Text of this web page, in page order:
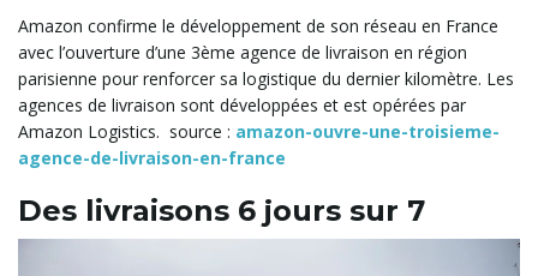
Amazon confirme le développement de son réseau en France
avec l’ouverture d’une 3ème agence de livraison en région
parisienne pour renforcer sa logistique du dernier kilomètre. Les
agences de livraison sont développées et est opérées par
Amazon Logistics. source : amazon-ouvre-une-troisieme-
agence-de-livraison-en-france
Des livraisons 6 jours sur 7